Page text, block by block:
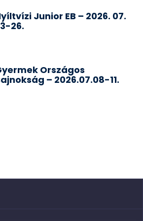
Junior EB – 2026. 07.
26.
Országos
– 2026.07.08-11.